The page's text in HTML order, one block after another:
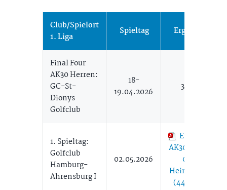
Club/Spielort
1. Liga
Spieltag Ergebnisse
Final Four
AK30 Herren:
GC-St-
Dionys
Golfclub
18-
19.04.2026
3. Platz
1. Spieltag:
Golfclub
Hamburg-
Ahrensburg I
02.05.2026
Ergebnisse
AK30 Herren 1
02.05.
Heimspieltag
(443,85 KB)